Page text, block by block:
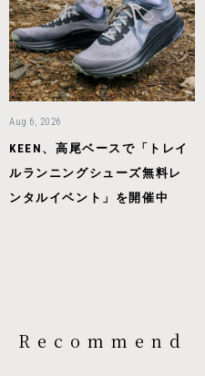
Aug 6, 2026
KEEN、高尾ベースで「トレイ
ルランニングシューズ無料レ
ンタルイベント」を開催中
Recommend